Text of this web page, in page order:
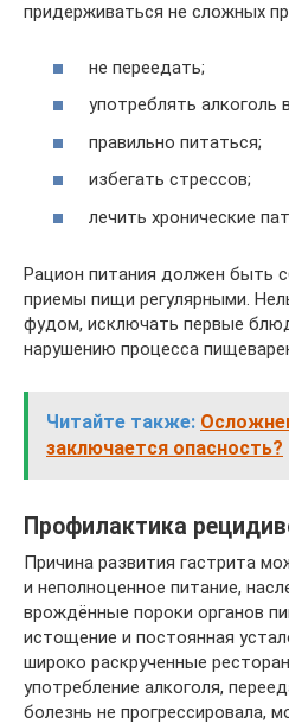
придерживаться не сложных
не переедать;
употреблять алкоголь
правильно питаться;
избегать стрессов;
лечить хронические
Рацион питания должен быть
приемы пищи регулярными.
фудом, исключать первые
нарушению процесса
Читайте также:
заключается опасность?
Профилактика
Причина развития гастрита
и неполноценное питание,
врождённые пороки органов
истощение и постоянная
широко раскрученные
употребление алкоголя,
болезнь не прогрессировала,